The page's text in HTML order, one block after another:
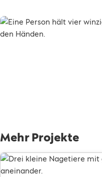
Mehr Projekte